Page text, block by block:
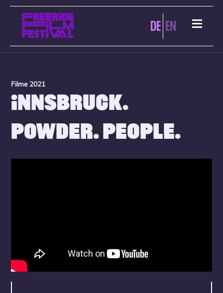
DE EN
Filme 2021
INNSBRUCK.
POWDER. PEOPLE.